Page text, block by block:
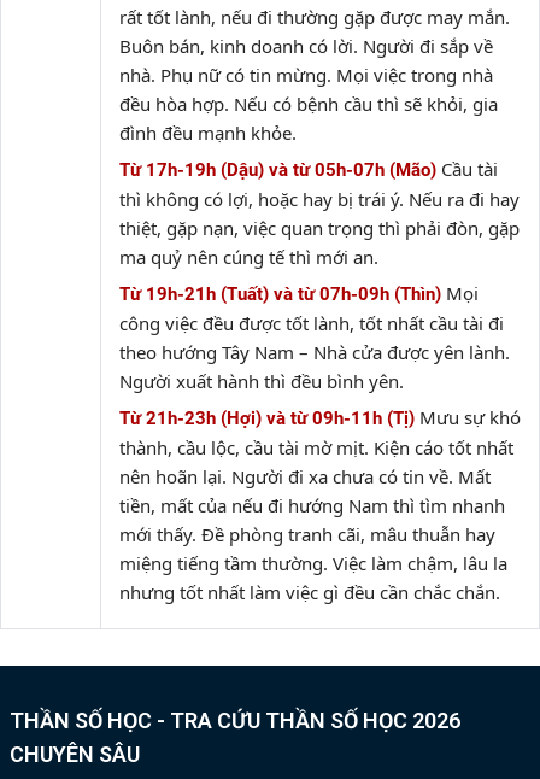
rất tốt lành, nếu đi thường gặp được may mắn.
Buôn bán, kinh doanh có lời. Người đi sắp về
nhà. Phụ nữ có tin mừng. Mọi việc trong nhà
đều hòa hợp. Nếu có bệnh cầu thì sẽ khỏi, gia
đình đều mạnh khỏe.
Từ 17h-19h (Dậu) và từ 05h-07h (Mão) Cầu tài
thì không có lợi, hoặc hay bị trái ý. Nếu ra đi hay
thiệt, gặp nạn, việc quan trọng thì phải đòn, gặp
ma quỷ nên cúng tế thì mới an.
Từ 19h-21h (Tuất) và từ 07h-09h (Thìn) Mọi
công việc đều được tốt lành, tốt nhất cầu tài đi
theo hướng Tây Nam – Nhà cửa được yên lành.
Người xuất hành thì đều bình yên.
Từ 21h-23h (Hợi) và từ 09h-11h (Tị) Mưu sự khó
thành, cầu lộc, cầu tài mờ mịt. Kiện cáo tốt nhất
nên hoãn lại. Người đi xa chưa có tin về. Mất
tiền, mất của nếu đi hướng Nam thì tìm nhanh
mới thấy. Đề phòng tranh cãi, mâu thuẫn hay
miệng tiếng tầm thường. Việc làm chậm, lâu la
nhưng tốt nhất làm việc gì đều cần chắc chắn.
THẦN SỐ HỌC - TRA CỨU THẦN SỐ HỌC 2026
CHUYÊN SÂU